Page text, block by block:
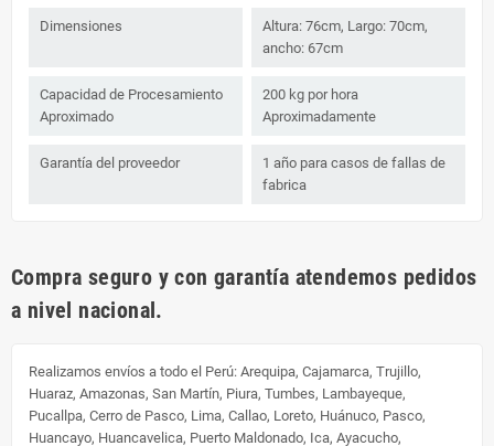
Dimensiones
Altura: 76cm, Largo: 70cm,
ancho: 67cm
Capacidad de Procesamiento
Aproximado
200 kg por hora
Aproximadamente
Garantía del proveedor
1 año para casos de fallas de
fabrica
Compra seguro y con garantía atendemos pedidos
a nivel nacional.
Realizamos envíos a todo el Perú: Arequipa, Cajamarca, Trujillo,
Huaraz, Amazonas, San Martín, Piura, Tumbes, Lambayeque,
Pucallpa, Cerro de Pasco, Lima, Callao, Loreto, Huánuco, Pasco,
Huancayo, Huancavelica, Puerto Maldonado, Ica, Ayacucho,